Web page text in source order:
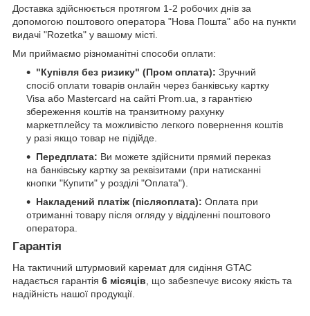
Доставка здійснюється протягом 1-2 робочих днів за
допомогою поштового оператора "Нова Пошта" або на пункти
видачі "Rozetka" у вашому місті.
Ми приймаємо різноманітні способи оплати:
"Купівля без ризику" (Пром оплата): Зручний
спосіб оплати товарів онлайн через банківську картку
Visa або Mastercard на сайті Prom.ua, з гарантією
збереження коштів на транзитному рахунку
маркетплейсу та можливістю легкого повернення коштів
у разі якщо товар не підійде.
Передплата: Ви можете здійснити прямий переказ
на банківську картку за реквізитами (при натисканні
кнопки "Купити" у розділі "Оплата").
Накладений платіж (післяоплата): Оплата при
отриманні товару після огляду у відділенні поштового
оператора.
Гарантія
На тактичний штурмовий каремат для сидіння GTAC
надається гарантія 6 місяців , що забезпечує високу якість та
надійність нашої продукції.